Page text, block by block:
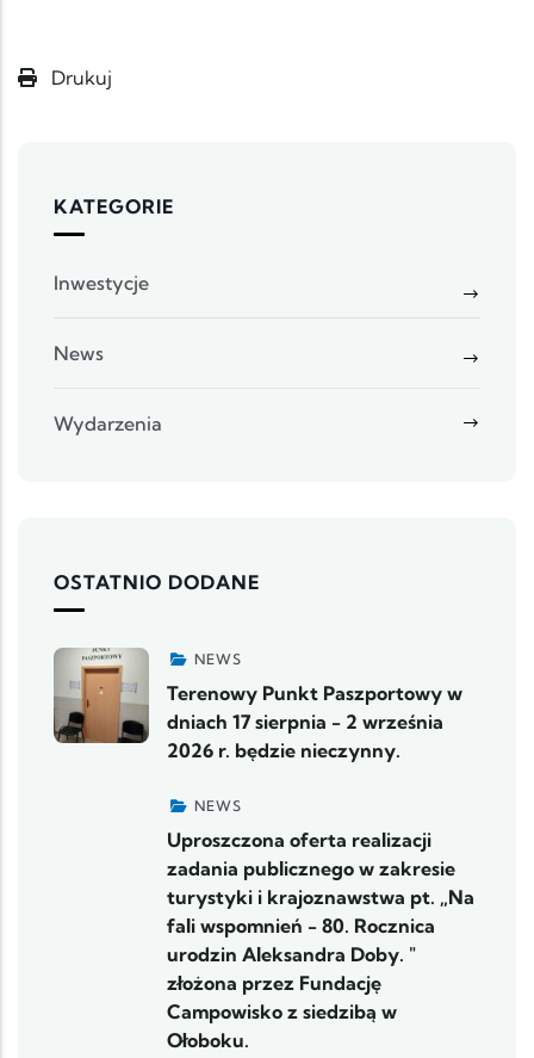
Drukuj
KATEGORIE
Inwestycje
News
Wydarzenia
OSTATNIO DODANE
NEWS
Terenowy Punkt Paszportowy w
dniach 17 sierpnia - 2 września
2026 r. będzie nieczynny.
NEWS
Uproszczona oferta realizacji
zadania publicznego w zakresie
turystyki i krajoznawstwa pt. „Na
fali wspomnień - 80. Rocznica
urodzin Aleksandra Doby. "
złożona przez Fundację
Campowisko z siedzibą w
Ołoboku.